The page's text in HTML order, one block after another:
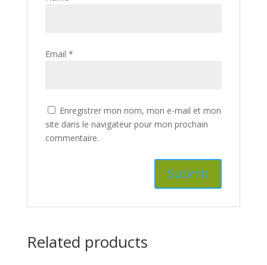
Email *
Enregistrer mon nom, mon e-mail et mon
site dans le navigateur pour mon prochain
commentaire.
Related products